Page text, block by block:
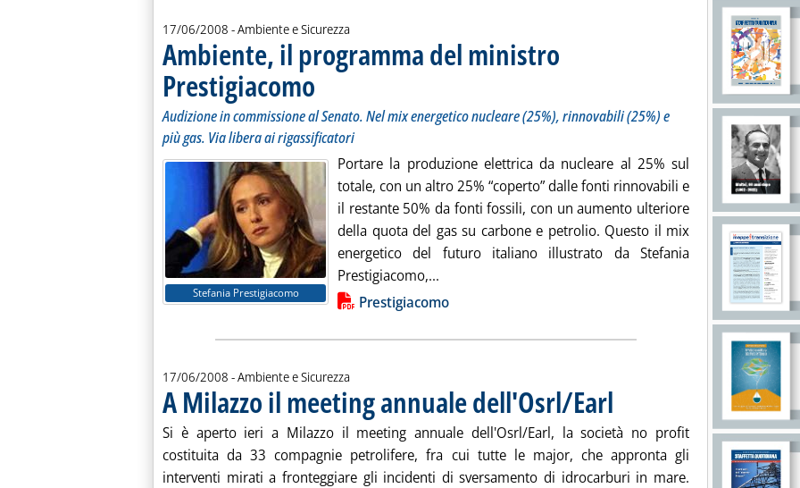
17/06/2008 - Ambiente e Sicurezza
Ambiente, il programma del ministro
Prestigiacomo . Sottotitolo: Audizione in commissione al Senato. Nel mix energetico nucleare (25%), rinnovabili (25%) e più
. Pubblicata martedì 17 giugno 2008 alle 17.59.
Audizione in commissione al Senato. Nel mix energetico nucleare (25%), rinnovabili (25%) e
più gas. Via libera ai rigassificatori
Stefania Prestigiacomo
Portare la produzione elettrica da nucleare al 25% sul
totale, con un altro 25% “coperto” dalle fonti rinnovabili e
il restante 50% da fonti fossili, con un aumento ulteriore
della quota del gas su carbone e petrolio. Questo il mix
energetico del futuro italiano illustrato da Stefania
Prestigiacomo,... Leggi tutta la notizia: 'Ambiente, il programma del
Lista allegati PDF alla notizia
Prestigiacomo
17/06/2008 - Ambiente e Sicurezza
A Milazzo il meeting annuale dell'Osrl/Earl . Pubblicata martedì 17 giugno 2008 alle
Si è aperto ieri a Milazzo il meeting annuale dell'Osrl/Earl, la società no profit
costituita da 33 compagnie petrolifere, fra cui tutte le major, che appronta gli
interventi mirati a fronteggiare gli incidenti di sversamento di idrocarburi in mare.